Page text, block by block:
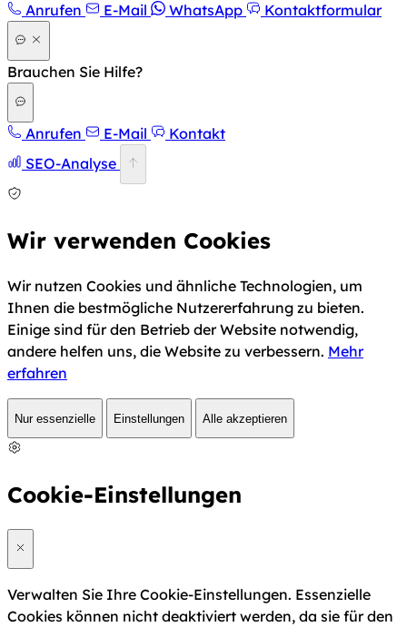
Anrufen E-Mail WhatsApp Kontaktformular
Brauchen Sie Hilfe?
Anrufen E-Mail
Kontakt
SEO-Analyse
Wir verwenden Cookies
Wir nutzen Cookies und ähnliche Technologien, um
Ihnen die bestmögliche Nutzererfahrung zu bieten.
Einige sind für den Betrieb der Website notwendig,
andere helfen uns, die Website zu verbessern. Mehr
erfahren
Nur essenzielle Einstellungen Alle akzeptieren
Cookie-Einstellungen
Verwalten Sie Ihre Cookie-Einstellungen. Essenzielle
Cookies können nicht deaktiviert werden, da sie für den